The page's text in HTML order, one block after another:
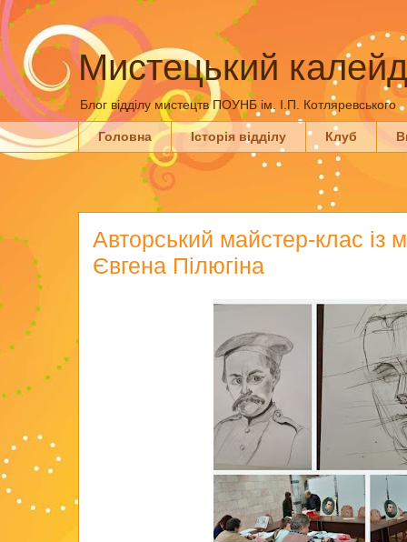
Мистецький
Блог відділу мистецтв ПОУНБ ім. І.П. Котляревського
Головна Історія відділу Клуб
Авторський майстер-клас із
Євгена Пілюгіна